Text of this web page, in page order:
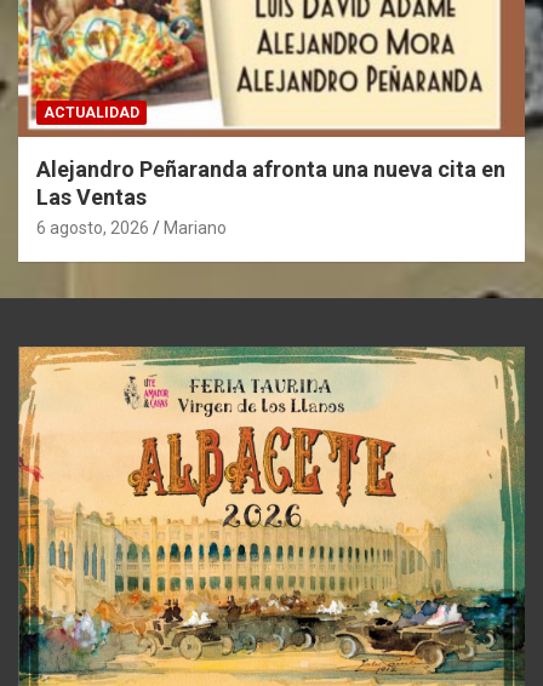
ACTUALIDAD
Alejandro Peñaranda afronta una nueva cita en
Las Ventas
6 agosto, 2026 Mariano